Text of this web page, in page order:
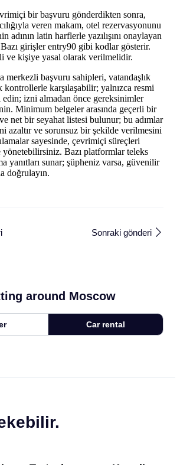
bir başvuru gönderdikten sonra,
veren makam, otel rezervasyonunu
adının latin harflerle yazılışını onaylayan
girişler entry90 gibi kodlar gösterir.
ve kişiye yasal olarak verilmelidir.
merkezli başvuru sahipleri, vatandaşlık
karşılaşabilir; yalnızca resmi
edin; izni almadan önce gereksinimler
Minimum belgeler arasında geçerli bir
net bir seyahat listesi bulunur; bu adımlar
azaltır ve sorunsuz bir şekilde verilmesini
sayesinde, çevrimiçi süreçleri
Bazı platformlar teleks
yanıtları sunar; şüpheniz varsa, güvenilir
doğrulayın.
Sonraki gönderi
around Moscow
Car rental